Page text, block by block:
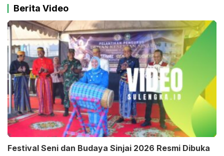
Berita Video
Festival Seni dan Budaya Sinjai 2026 Resmi Dibuka